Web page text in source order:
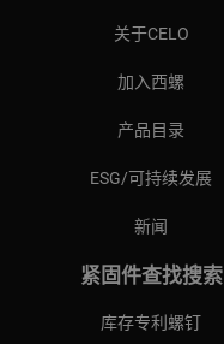
关于CELO
加入西螺
产品目录
ESG/可持续发展
新闻
紧固件查找搜索
库存专利螺钉